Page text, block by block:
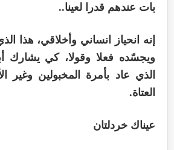
بات عندهم قدرا لعينا..
إنه انحياز انساني وأخلاقي، هذا
ويجسّده فعلا وقولا، كي يشارك
الذي عاد بأمرة المخبولين وغير
العتاة.
عيناك خردلتان